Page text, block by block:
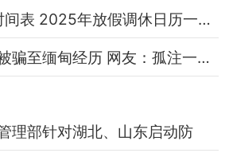
2025假期放假时间表 2025年放假调休日历一览表
中科院博士还原被骗至缅甸经历 网友：孤注一掷现实版
理部针对湖北、山东启动防